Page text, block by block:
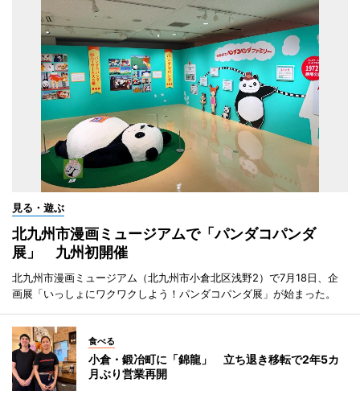
見る・遊ぶ
北九州市漫画ミュージアムで「パンダコパンダ
展」 九州初開催
北九州市漫画ミュージアム（北九州市小倉北区浅野2）で7月18日、企
画展「いっしょにワクワクしよう！パンダコパンダ展」が始まった。
食べる
小倉・鍛冶町に「錦龍」 立ち退き移転で2年5カ
月ぶり営業再開